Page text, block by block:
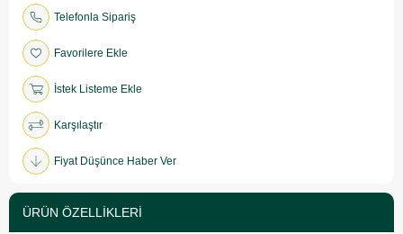
Telefonla Sipariş
Favorilere Ekle
İstek Listeme Ekle
Karşılaştır
Fiyat Düşünce Haber Ver
ÜRÜN ÖZELLIKLERI